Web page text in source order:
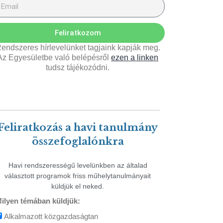
Feliratkozom
hírlevelünket tagjaink kapják meg.
Egyesületbe való belépésről ezen a linken
tudsz tájékozódni.
a havi tanulmány
összefoglalónkra
Havi rendszerességű levelünkben az általad
választott programok friss műhelytanulmányait
küldjük el neked.
témában küldjük:
Alkalmazott közgazdaságtan